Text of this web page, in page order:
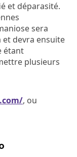
et déparasité.
sera
devra ensuite
étant
plusieurs
, ou